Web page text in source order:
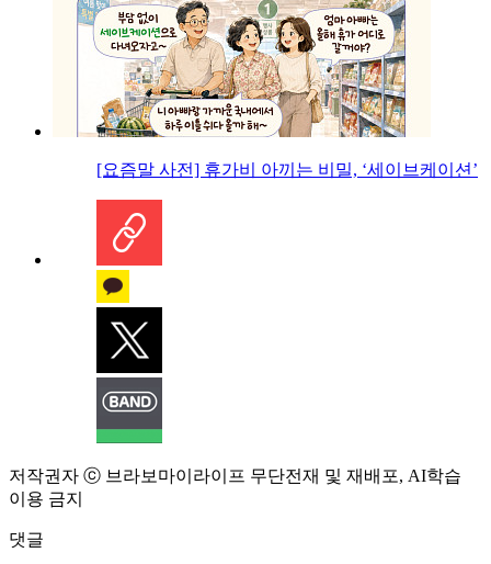
[요즘말 사전] 휴가비 아끼는 비밀, ‘세이브케이션’
저작권자 ⓒ 브라보마이라이프 무단전재 및 재배포, AI학습
이용 금지
댓글